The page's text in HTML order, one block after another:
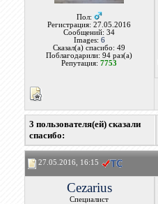
Пол:
Регистрация: 27.05.2016
Сообщений: 34
Images: 6
Сказал(а) спасибо: 49
Поблагодарили: 94 раз(а)
Репутация:7753
3 пользователя(ей) сказали
cпасибо:
27.05.2016, 16:15
Cezarius
Специалист